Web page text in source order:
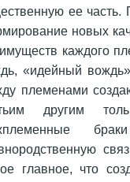
ее часть.
новых
каждого
«идейный
племенами
другим
главное, что